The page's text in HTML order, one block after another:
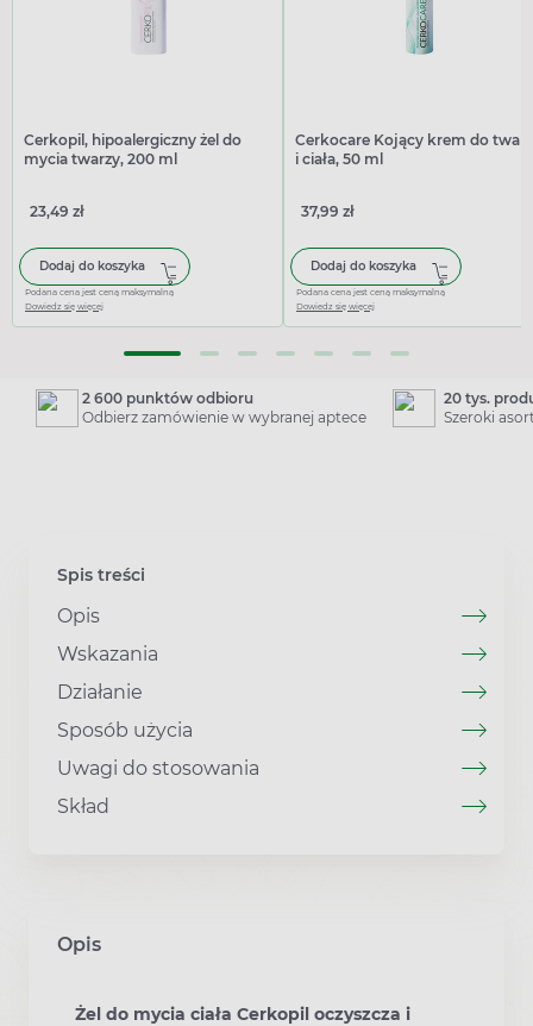
Cerkopil, hipoalergiczny żel do
mycia twarzy, 200 ml
23,49 zł
Dodaj do koszyka
Podana cena jest ceną maksymalną
Dowiedz się więcej
Cerkocare Kojący krem do
i ciała, 50 ml
37,99 zł
Dodaj do koszyka
Podana cena jest ceną maksymalną
Dowiedz się więcej
2 600 punktów odbioru
Odbierz zamówienie w wybranej aptece
20 tys.
Szeroki
Spis treści
Opis
Wskazania
Działanie
Sposób użycia
Uwagi do stosowania
Skład
Opis
Żel do mycia ciała Cerkopil oczyszcza i